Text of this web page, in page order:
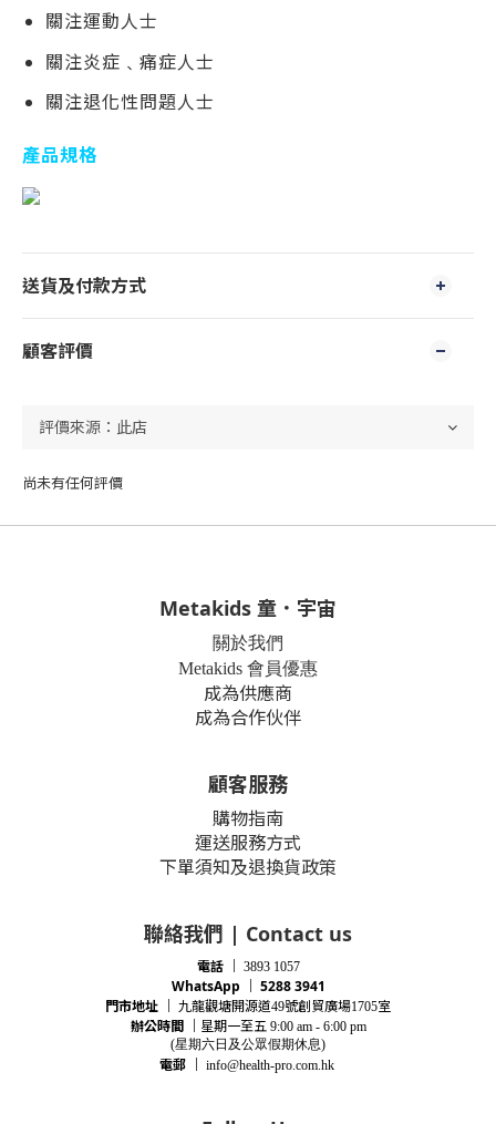
關注運動人士
關注炎症﹑痛症人士
關注退化性問題人士
產品規格
送貨及付款方式
顧客評價
尚未有任何評價
Metakids 童．宇宙
關於我們
Metakids 會員優惠
成為供應商
成為合作伙伴
顧客服務
購物指南
運送服務方式
下單須知及退換貨政策
聯絡我們 | Contact us
電話 3893 1057
WhatsApp ｜ 5288 3941
門市地址
九龍觀塘開源道49號創貿廣場1705室
辦公時間｜ 星期一至五9:00 am - 6:00 pm
(星期六日及公眾假期休息)
電郵｜ info@health-pro.com.hk